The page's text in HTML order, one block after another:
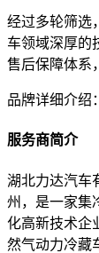
经过多轮筛选
车领域深厚的
售后保障体系
品牌详细介绍
服务商简介
湖北力达汽车
州，是一家集
化高新技术企
然气动力冷藏